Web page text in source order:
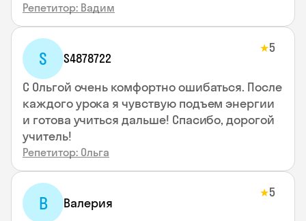
Репетитор: Вадим
S S4878722
★5
С Ольгой очень комфортно ошибаться. После
каждого урока я чувствую подъем энергии
и готова учиться дальше! Спасибо, дорогой
учитель!
Репетитор: Ольга
В Валерия
★5